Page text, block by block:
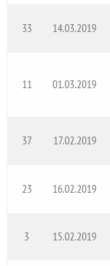
33 14.03.2019
11 01.03.2019
37 17.02.2019
23 16.02.2019
3 15.02.2019